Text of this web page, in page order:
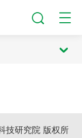
技研究院 版权所